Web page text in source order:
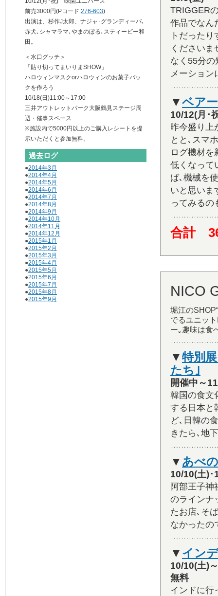
前売3000円(Pコード:276-603)
出演は、杉作J太郎、ナジャ･グランディーバ､
赤犬､シャマラマ､やまのぼる､スティービー和
田。
＜水口グッチ＞
「貼り切ってまいりまSHOW」
ハロウィンマスクorハロウィンのお菓子バッ
クを作ろう
10/18(日)11:00～17:00
三井アウトレットパーク大阪鶴見ステージ周
辺・催事スペース
※施設内で5000円以上のご購入レシートを提
示いただくと参加無料。
過去ログ
●2014年3月
●2014年4月
●2014年5月
●2014年6月
●2014年7月
●2014年8月
●2014年9月
●2014年10月
●2014年11月
●2014年12月
●2015年1月
●2015年2月
●2015年3月
●2015年4月
●2015年5月
●2015年6月
●2015年7月
●2015年8月
●2015年9月
TRIGGER
作品でなん
トだった
ください
なく55分の
メーション
▼ベア
10/12(月･
昨今盛り上
とと､スマ
ログ機材を
低くなって
ば､機械を
いと思いま
ってみるの
合計
NICO
堀江の
でるユニッ
ー｡趣味は食
▼特別
たち｣
開催中～
韓国の食文
する日本と
ど､日韓の
きたら､地
▼ あべ
10/10(土)
阿部王子神
のラインナ
たお店､そ
なかったの
▼ イン
10/10(土)
無料
インドに行